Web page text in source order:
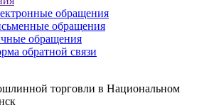
обращения
обращения
обращения
обратной связи
торговли в Национальном